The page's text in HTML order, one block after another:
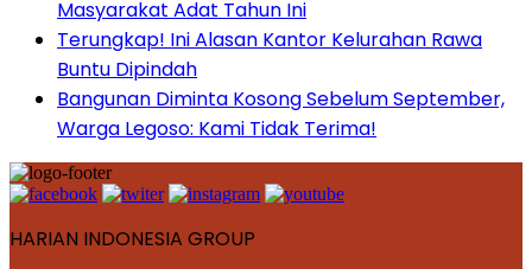
Masyarakat Adat Tahun Ini
Terungkap! Ini Alasan Kantor Kelurahan Rawa
Buntu Dipindah
Bangunan Diminta Kosong Sebelum September,
Warga Legoso: Kami Tidak Terima!
HARIAN INDONESIA GROUP